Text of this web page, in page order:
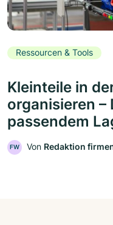
Ressourcen & Tools
Kleinteile in
organisieren
passendem
FW Von Redaktion